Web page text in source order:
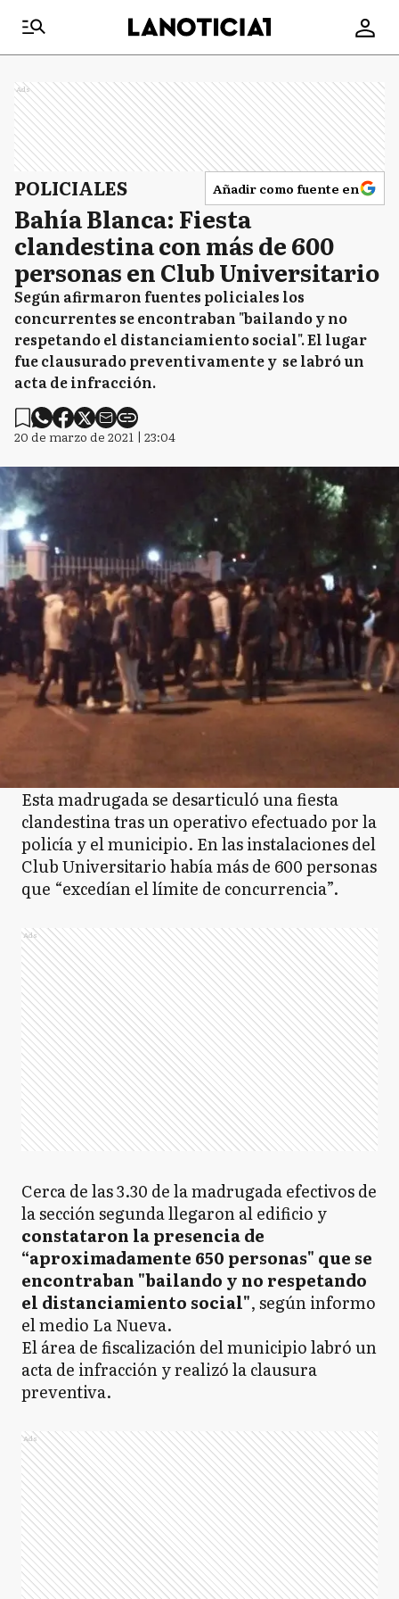
Ads
POLICIALES Añadir como fuente en
Bahía Blanca: Fiesta
clandestina con más de 600
personas en Club Universitario
Según afirmaron fuentes policiales los
concurrentes se encontraban "bailando y no
respetando el distanciamiento social". El lugar
fue clausurado preventivamente y se labró un
acta de infracción.
20 de marzo de 2021 | 23:04
Esta madrugada se desarticuló una fiesta
clandestina tras un operativo efectuado por la
policía y el municipio. En las instalaciones del
Club Universitario había más de 600 personas
que “excedían el límite de concurrencia”.
Ads
Cerca de las 3.30 de la madrugada efectivos de
la sección segunda llegaron al edificio y
constataron la presencia de
“aproximadamente 650 personas" que se
encontraban "bailando y no respetando
el distanciamiento social", según informo
el medio La Nueva.
El área de fiscalización del municipio labró un
acta de infracción y realizó la clausura
preventiva.
Ads